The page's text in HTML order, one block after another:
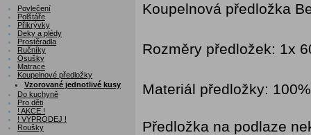
Povlečení
Polštáře
Přikrývky
Deky a plédy
Prostěradla
Ručníky
Osušky
Matrace
Koupelnové předložky
Vzorované jednotlivé kusy
Do kuchyně
Pro děti
! AKCE !
! VÝPRODEJ !
Roušky
Koupelnová předložka
Rozměry předložek: 1x
Materiál předložky:
Předložka na podlaze